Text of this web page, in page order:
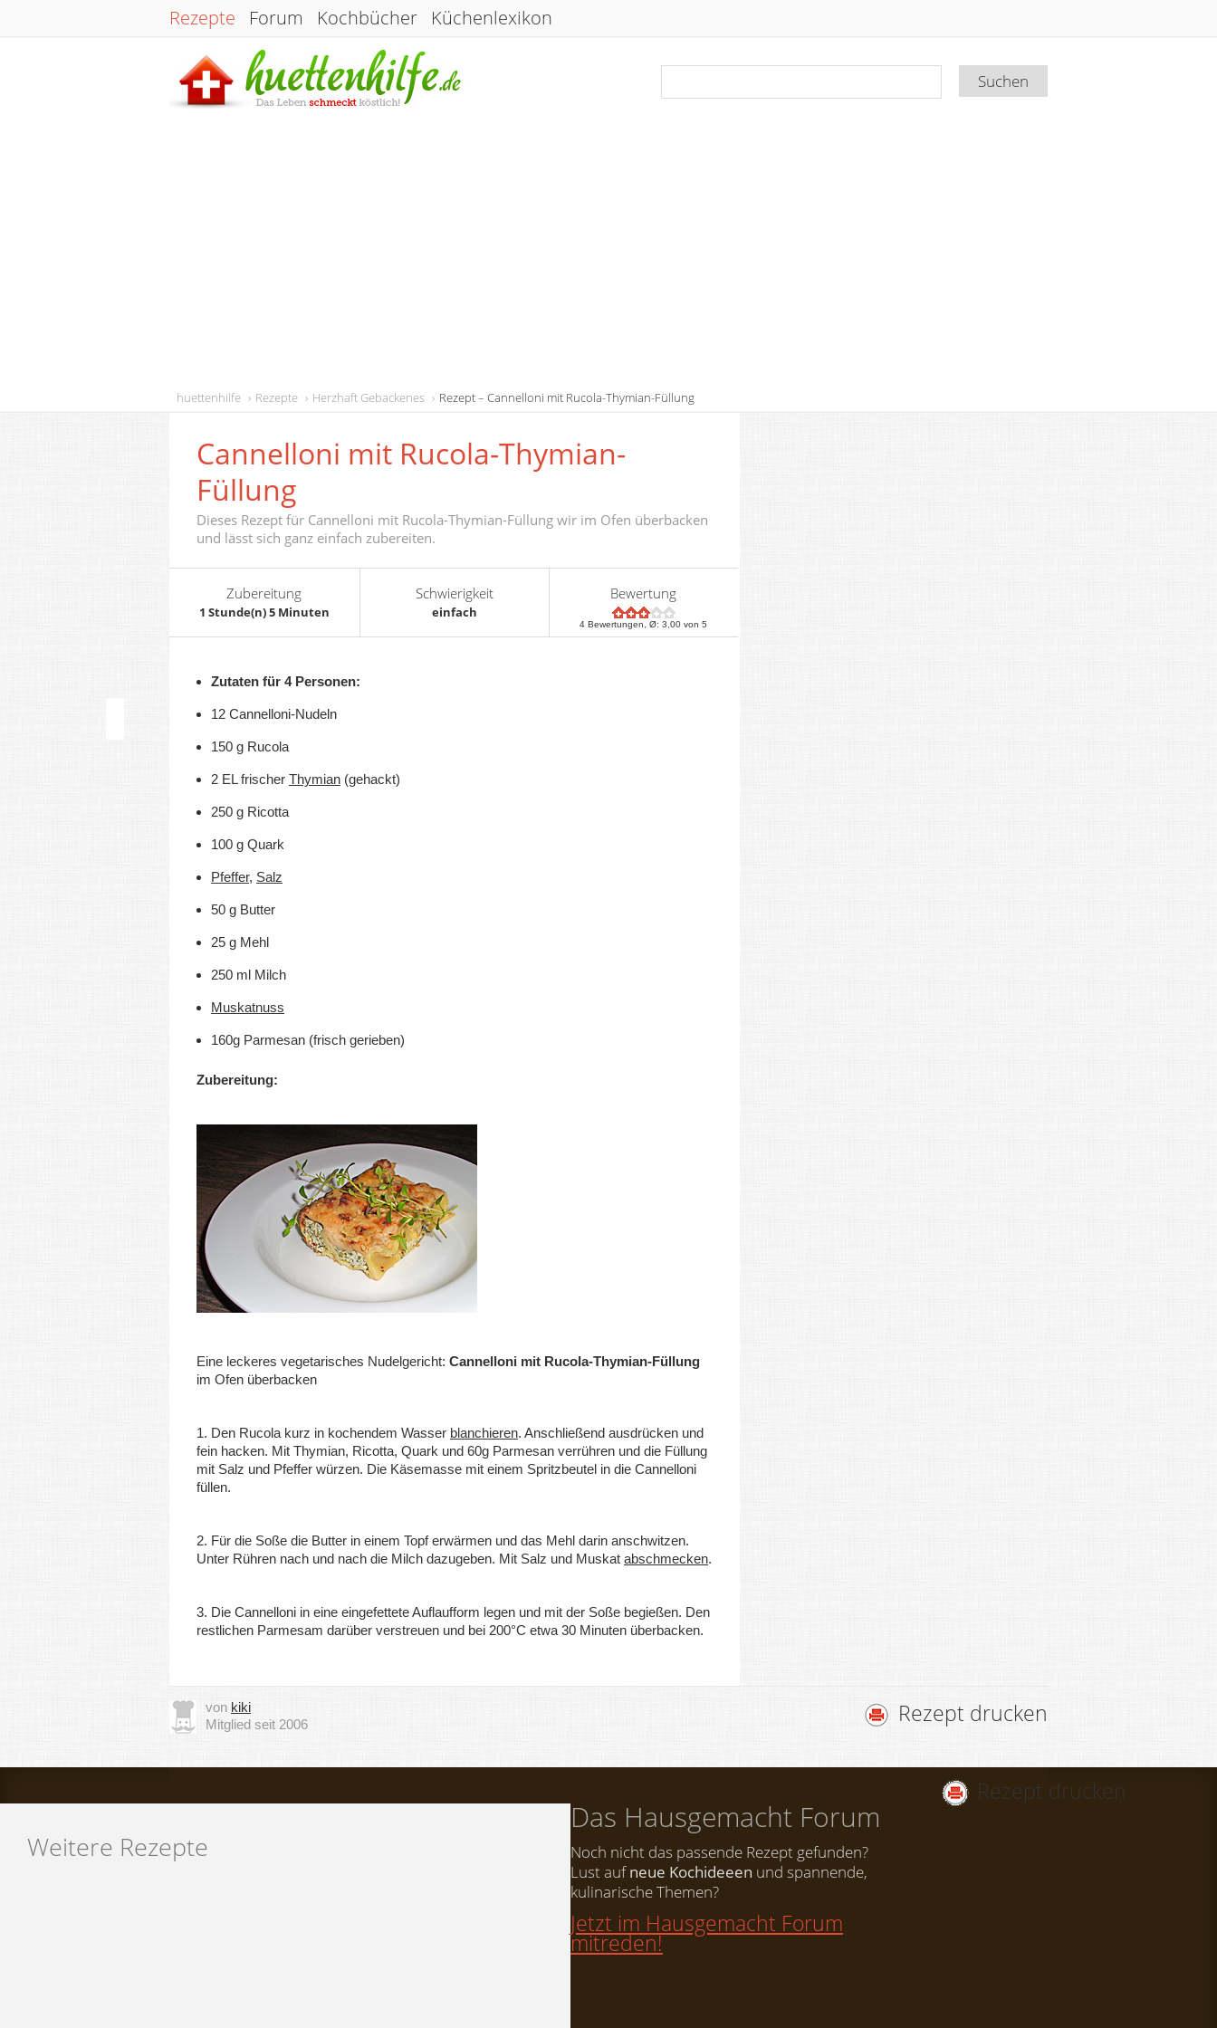
Rezepte Forum Kochbücher Küchenlexikon
huettenhilfe Rezepte Herzhaft Gebackenes Rezept – Cannelloni mit Rucola-Thymian-Füllung
Cannelloni mit Rucola-Thymian-
Füllung
Dieses Rezept für Cannelloni mit Rucola-Thymian-Füllung wir im Ofen überbacken
und lässt sich ganz einfach zubereiten.
Zubereitung
1 Stunde(n) 5 Minuten
Schwierigkeit
einfach
Bewertung
4 Bewertungen, Ø:3,00 von 5
Zutaten für 4 Personen:
12 Cannelloni-Nudeln
150 g Rucola
2 EL frischer Thymian (gehackt)
250 g Ricotta
100 g Quark
Pfeffer, Salz
50 g Butter
25 g Mehl
250 ml Milch
Muskatnuss
160g Parmesan (frisch gerieben)
Zubereitung:
Eine leckeres vegetarisches Nudelgericht: Cannelloni mit Rucola-Thymian-Füllung
im Ofen überbacken
1. Den Rucola kurz in kochendem Wasser blanchieren. Anschließend ausdrücken und
fein hacken. Mit Thymian, Ricotta, Quark und 60g Parmesan verrühren und die Füllung
mit Salz und Pfeffer würzen. Die Käsemasse mit einem Spritzbeutel in die Cannelloni
füllen.
2. Für die Soße die Butter in einem Topf erwärmen und das Mehl darin anschwitzen.
Unter Rühren nach und nach die Milch dazugeben. Mit Salz und Muskat abschmecken.
3. Die Cannelloni in eine eingefettete Auflaufform legen und mit der Soße begießen. Den
restlichen Parmesam darüber verstreuen und bei 200°C etwa 30 Minuten überbacken.
von kiki
Mitglied seit 2006
Rezept drucken
Rezept drucken
Weitere Rezepte
Das Hausgemacht Forum
Noch nicht das passende Rezept gefunden?
Lust aufneue Kochideeen und spannende,
kulinarische Themen?
Jetzt im Hausgemacht Forum
mitreden!